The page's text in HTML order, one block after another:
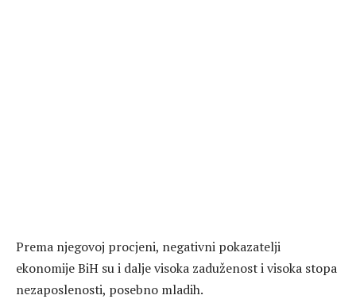
Prema njegovoj procjeni, negativni pokazatelji
ekonomije BiH su i dalje visoka zaduženost i visoka stopa
nezaposlenosti, posebno mladih.